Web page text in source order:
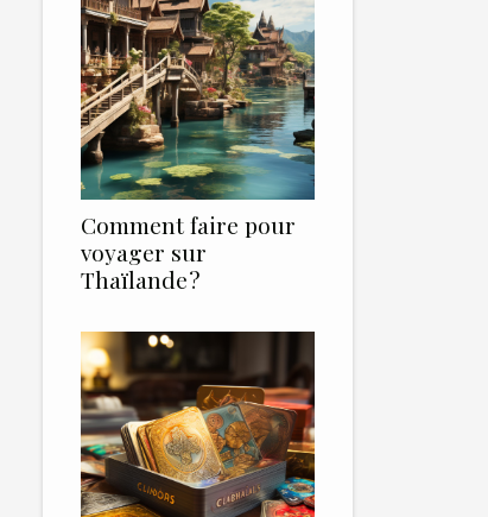
Comment faire pour
voyager sur
Thaïlande ?